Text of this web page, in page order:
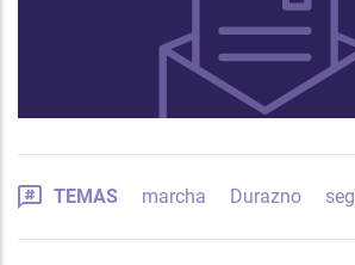
TEMAS marcha Durazno